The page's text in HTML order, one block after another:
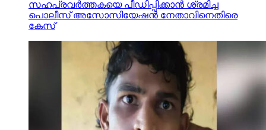
സഹപ്രവര്‍ത്തകയെ പീഡിപ്പിക്കാന്‍ ശ്രമിച്ച
പൊലീസ് അസോസിയേഷന്‍ നേതാവിനെതിരെ
കേസ്